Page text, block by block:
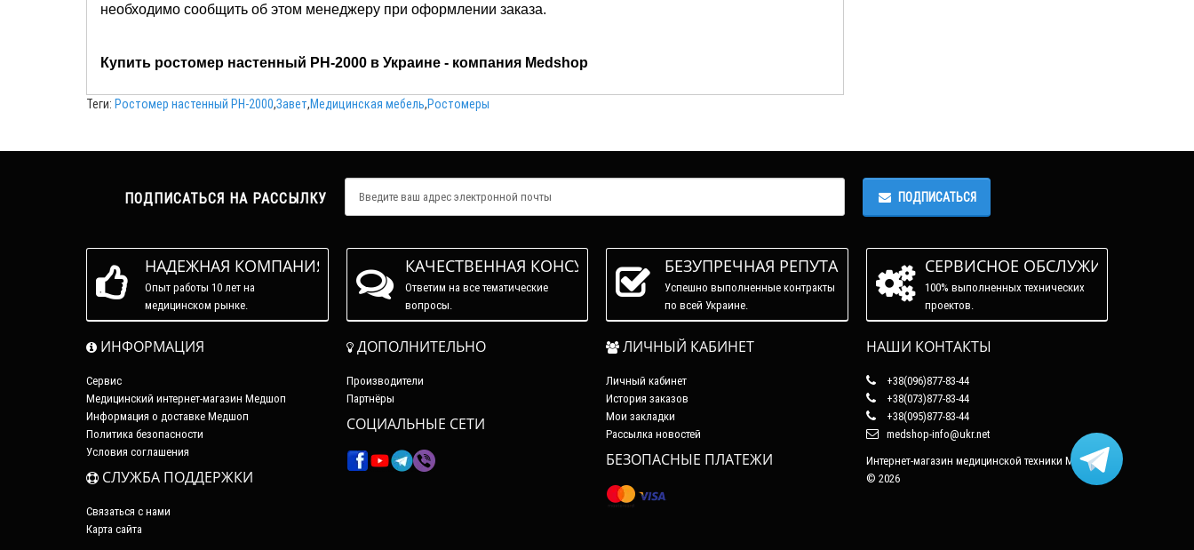
необходимо сообщить об этом менеджеру при оформлении заказа.
Купить ростомер настенный РН-2000 в Украине - компания Medshop
Теги: Ростомер настенный РН-2000,Завет,Медицинская мебель,Ростомеры
ПОДПИСАТЬСЯ НА РАССЫЛКУ ПОДПИСАТЬСЯ
НАДЕЖНАЯ КОМПАНИЯ
Опыт работы 10 лет на
медицинском рынке.
КАЧЕСТВЕННАЯ КОНСУЛЬТАЦИЯ
Ответим на все тематические
вопросы.
БЕЗУПРЕЧНАЯ РЕПУТАЦИЯ
Успешно выполненные контракты
по всей Украине.
СЕРВИСНОЕ ОБСЛУЖИВАНИЕ
100% выполненных технических
проектов.
ИНФОРМАЦИЯ
Сервис
Медицинский интернет-магазин Медшоп
Информация о доставке Медшоп
Политика безопасности
Условия соглашения
СЛУЖБА ПОДДЕРЖКИ
Связаться с нами
Карта сайта
ДОПОЛНИТЕЛЬНО
Производители
Партнёры
СОЦИАЛЬНЫЕ СЕТИ
ЛИЧНЫЙ КАБИНЕТ
Личный кабинет
История заказов
Мои закладки
Рассылка новостей
БЕЗОПАСНЫЕ ПЛАТЕЖИ
НАШИ КОНТАКТЫ
+38(096)877-83-44
+38(073)877-83-44
+38(095)877-83-44
medshop-info@ukr.net
Интернет-магазин медицинской техники Медшоп
© 2026